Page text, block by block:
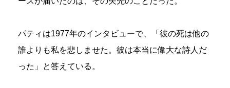
パティは1977年のインタビューで、「彼の死は他の
誰よりも私を悲しませた。彼は本当に偉大な詩人だ
った」と答えている。